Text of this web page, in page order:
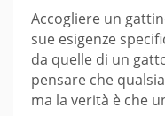
Accogliere un
sue esigenze
da quelle di un
pensare che
ma la verità è che